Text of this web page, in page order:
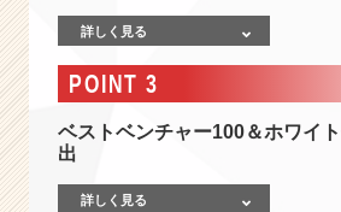
成
性！
の
詳しく見る
POINT 3
ベストベンチャー100＆ホワイ
出
詳しく見る